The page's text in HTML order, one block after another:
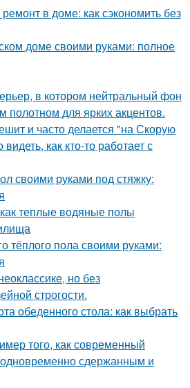
в доме: как сэкономить без
доме своими руками: полное
в котором нейтральный фон
полотном для ярких акцентов.
и часто делается "на Скорую
как кто-то работает с
своими руками под стяжку:
теплые водяные полы
тёплого пола своими руками:
но без
строгости.
обеденного стола: как выбрать
того, как современный
сдержанным и